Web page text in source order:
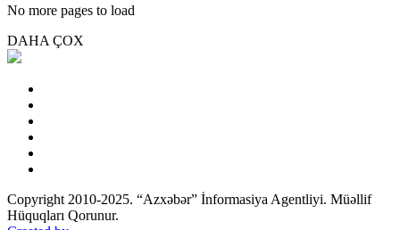
No more pages to load
DAHA ÇOX
Copyright 2010-2025. “Azxəbər” İnformasiya Agentliyi. Müəllif
Hüquqları Qorunur.